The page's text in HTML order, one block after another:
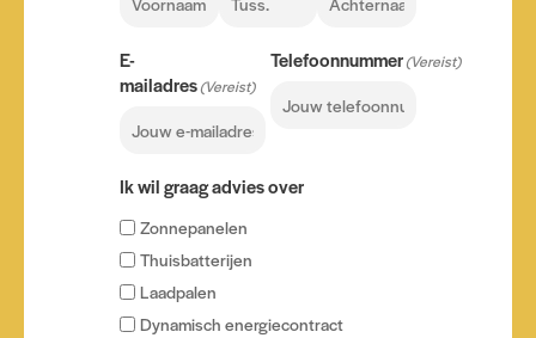
E-
mailadres(Vereist)
Telefoonnummer(Vereist)
Ik wil graag advies over
Zonnepanelen
Thuisbatterijen
Laadpalen
Dynamisch energiecontract